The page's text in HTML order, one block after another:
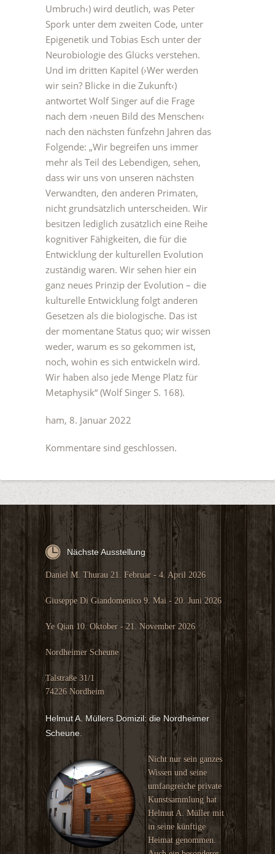
Umbruch‹) wird deutlich, was Peter
Spork unter dem zweiten Code, unter
Epigenetik und Tobias Esch unter der
Neurobiologie des Glücks verstehen.
Und im dritten Kapitel (›Wer werden
wir sein? Blicke in die Zukunft‹)
antwortet Wolf Singer auf die Frage
nach dem ›neuen Bild des Menschen‹
nach den nächsten fünfzehn Jahren das
Folgende: „Wir begreifen uns immer
mehr als Teil des Lebendigen, sehen,
dass wir uns von unseren nächsten
Verwandten, den anderen Primaten,
nicht grundsätzlich unterscheiden. Wir
besitzen lediglich zusätzlich eine Reihe
kognitiver Fähigkeiten, die für die
Entwicklung der kulturellen Evolution
zuständig waren. Wir sehen hier ein
ganz neues Prinzip der Evolution – die
kulturelle Entwicklung folgt anderen
Gesetzen als die biologische. Das ist
der momentane Status quo; wir wissen
weder, warum es so gekommen ist,
noch, wohin es sich entwickeln wird.
Wir haben also jede Menge Platz für
Metaphysik“ (Wolf Singer S. 168).
ham, 8. Januar 2022
Kommentare sind geschlossen.
Nächste Ausstellung
Daniel M. Thurau 21. Februar - 4. April 2026
Giuseppe Di Giandomenico 9. Mai - 20. Juni 2026
Ye Qian 10. Oktober - 21. November 2026
Nordheimer Scheune
Talstraße 31/1
74226 Nordheim
Helmut A. Müllers Domizil: die Nordheimer
Scheune.
Nicht nur sein ganzes
Wissen und seine
umfangreiche private
Kunstsammlung hat
Helmut A. Müller mit
in seine künftige
Heimat genommen.